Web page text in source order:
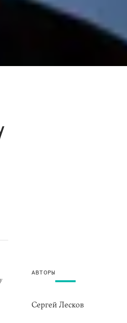
АВТОРЫ
Сергей Лесков